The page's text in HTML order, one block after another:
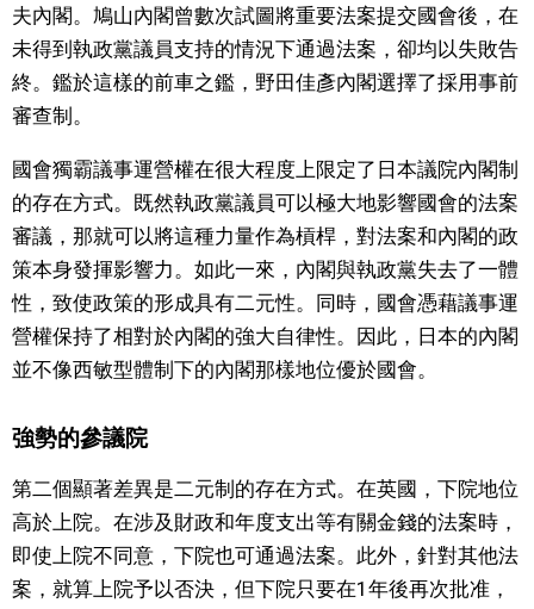
夫內閣。鳩山內閣曾數次試圖將重要法案提交國會後，在
未得到執政黨議員支持的情況下通過法案，卻均以失敗告
終。鑑於這樣的前車之鑑，野田佳彥內閣選擇了採用事前
審查制。
國會獨霸議事運營權在很大程度上限定了日本議院內閣制
的存在方式。既然執政黨議員可以極大地影響國會的法案
審議，那就可以將這種力量作為槓桿，對法案和內閣的政
策本身發揮影響力。如此一來，內閣與執政黨失去了一體
性，致使政策的形成具有二元性。同時，國會憑藉議事運
營權保持了相對於內閣的強大自律性。因此，日本的內閣
並不像西敏型體制下的內閣那樣地位優於國會。
強勢的參議院
第二個顯著差異是二元制的存在方式。在英國，下院地位
高於上院。在涉及財政和年度支出等有關金錢的法案時，
即使上院不同意，下院也可通過法案。此外，針對其他法
案，就算上院予以否決，但下院只要在1年後再次批准，